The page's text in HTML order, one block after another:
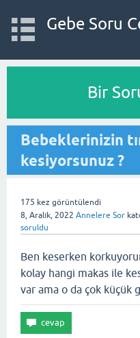
Gebe Soru
Bir
Bebeklerinizin
kesiyorsunuz ?
175 kez görüntülendi
8, Aralık, 2022 Annelere Sor
soruldu
Ben keserken
kolay hangi makas ile
var ama o da çok küçük